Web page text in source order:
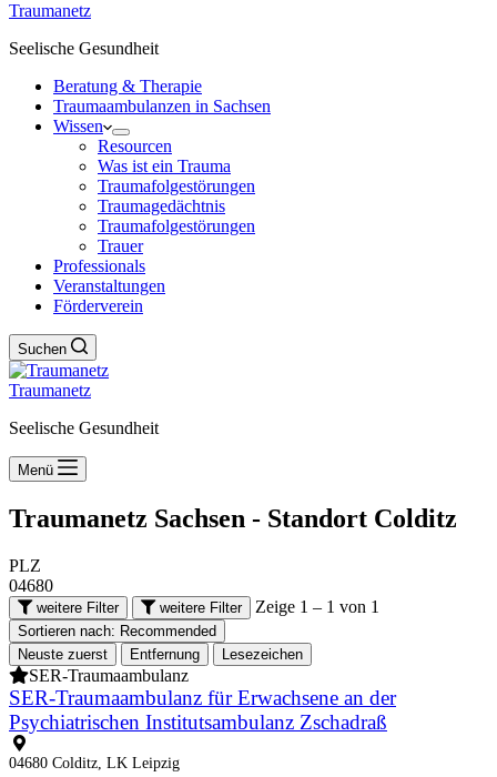
Traumanetz
Seelische Gesundheit
Beratung & Therapie
Traumaambulanzen in Sachsen
Wissen
Resourcen
Was ist ein Trauma
Traumafolgestörungen
Traumagedächtnis
Traumafolgestörungen
Trauer
Professionals
Veranstaltungen
Förderverein
Suchen
Traumanetz
Seelische Gesundheit
Menü
Traumanetz Sachsen - Standort Colditz
PLZ
04680
weitere Filter weitere Filter Zeige 1 – 1 von 1
Sortieren nach: Recommended
Neuste zuerst
Entfernung Lesezeichen
SER-Traumaambulanz
SER-Traumaambulanz für Erwachsene an der
Psychiatrischen Institutsambulanz Zschadraß
04680 Colditz, LK Leipzig